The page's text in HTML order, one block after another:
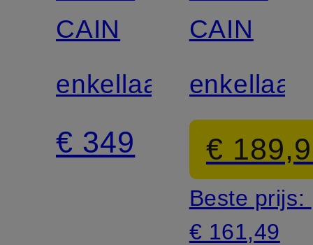
CAIN
enkellaarsjes
€ 349
CAIN
€
Beste prijs:
€ 161,49